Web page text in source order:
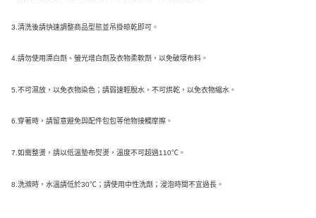
3.清洗後請快速調整商品型態並吊掛晾乾即可。
4.請勿使用漂白劑、螢光增白劑及衣物柔軟劑，以免破壞布料。
5.不可濕放，以免衣物染色；請弱速輕脫水，不可烘乾，以免衣物縮水。
6.穿著時，請留意避免與配件包包等他物接觸摩擦。
7.如需整燙，請以低溫墊布熨燙，溫度不可超過110℃。
8. 洗滌時，水溫請低於30℃；請使用中性洗劑；浸泡時間不宜過長。